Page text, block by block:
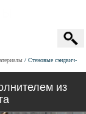
Стеновые сэндвич-
из